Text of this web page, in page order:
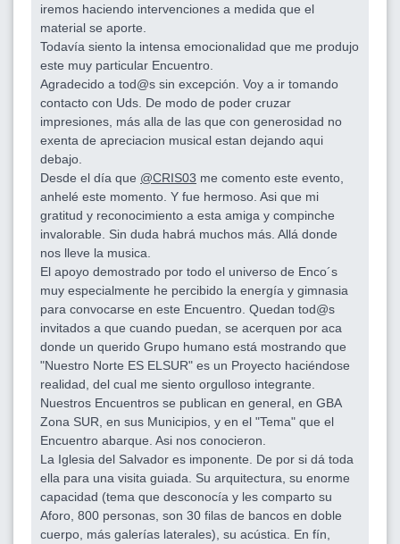
iremos haciendo intervenciones a medida que el
material se aporte.
Todavía siento la intensa emocionalidad que me produjo
este muy particular Encuentro.
Agradecido a tod@s sin excepción. Voy a ir tomando
contacto con Uds. De modo de poder cruzar
impresiones, más alla de las que con generosidad no
exenta de apreciacion musical estan dejando aqui
debajo.
Desde el día que @CRIS03 me comento este evento,
anhelé este momento. Y fue hermoso. Asi que mi
gratitud y reconocimiento a esta amiga y compinche
invalorable. Sin duda habrá muchos más. Allá donde
nos lleve la musica.
El apoyo demostrado por todo el universo de Enco´s
muy especialmente he percibido la energía y gimnasia
para convocarse en este Encuentro. Quedan tod@s
invitados a que cuando puedan, se acerquen por aca
donde un querido Grupo humano está mostrando que
"Nuestro Norte ES ELSUR" es un Proyecto haciéndose
realidad, del cual me siento orgulloso integrante.
Nuestros Encuentros se publican en general, en GBA
Zona SUR, en sus Municipios, y en el "Tema" que el
Encuentro abarque. Asi nos conocieron.
La Iglesia del Salvador es imponente. De por si dá toda
ella para una visita guiada. Su arquitectura, su enorme
capacidad (tema que desconocía y les comparto su
Aforo, 800 personas, son 30 filas de bancos en doble
cuerpo, más galerías laterales), su acústica. En fín,